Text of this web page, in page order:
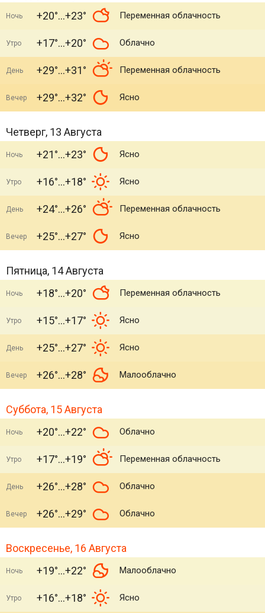
Ночь +20° +23° Переменная облачность
Утро +17° +20° Облачно
День +29° +31° Переменная облачность
Вечер +29° +32° Ясно
Четверг, 13 Августа
Ночь +21° +23° Ясно
Утро +16° +18° Ясно
День +24° +26° Переменная облачность
Вечер +25° +27° Ясно
Пятница, 14 Августа
Ночь +18° +20° Переменная облачность
Утро +15° +17° Ясно
День +25° +27° Ясно
Вечер +26° +28° Малооблачно
Суббота, 15 Августа
Ночь +20° +22° Облачно
Утро +17° +19° Переменная облачность
День +26° +28° Облачно
Вечер +26° +29° Облачно
Воскресенье, 16 Августа
Ночь +19° +22° Малооблачно
Утро +16° +18° Ясно